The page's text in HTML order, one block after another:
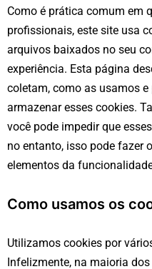
Como é prática comum em
profissionais, este site usa
arquivos baixados no seu
experiência. Esta página
coletam, como as usamos
armazenar esses cookies.
você pode impedir que
no entanto, isso pode fazer
elementos da
Como usamos os
Utilizamos cookies por
Infelizmente, na maioria